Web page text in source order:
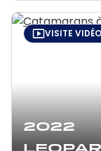
2022
VISITE VIDÉO